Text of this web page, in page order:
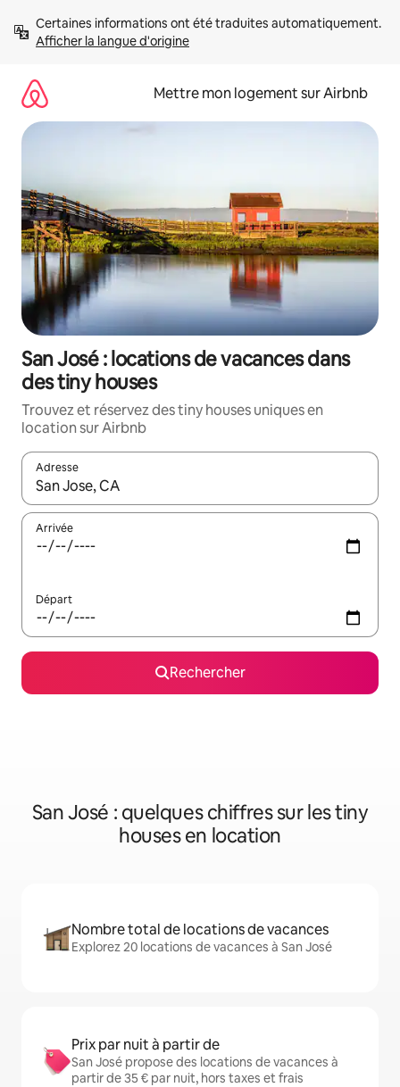
directement
Afficher la langue d'origine
Mettre mon logement sur Airbnb
San José : locations de vacances dans
des tiny houses
Trouvez et réservez des tiny houses uniques en
location sur Airbnb
Adresse
Lorsque les résultats s'affichent, utilisez les flèches vers le
Arrivée
Départ
Rechercher
San José : quelques chiffres sur les tiny
houses en location
Nombre total de locations de vacances
Explorez 20 locations de vacances à San José
Prix par nuit à partir de
San José propose des locations de vacances à
partir de 35 € par nuit, hors taxes et frais